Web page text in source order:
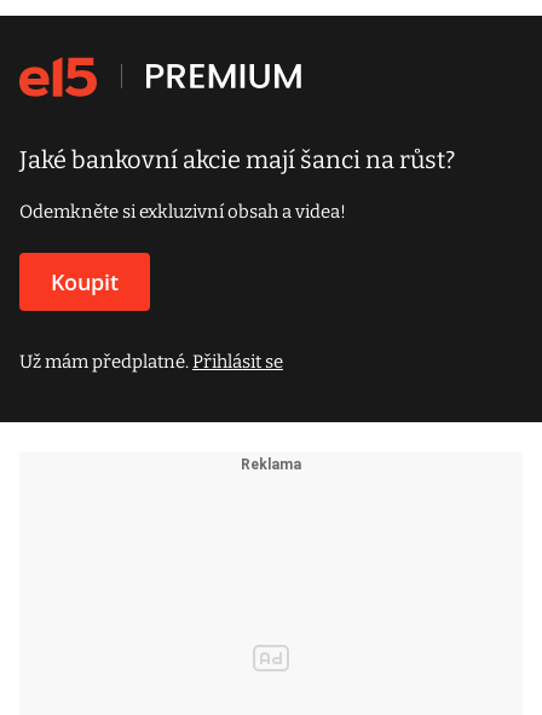
Jaké bankovní akcie mají šanci na růst?
Odemkněte si exkluzivní obsah a videa!
Koupit
Už mám předplatné.Přihlásit se